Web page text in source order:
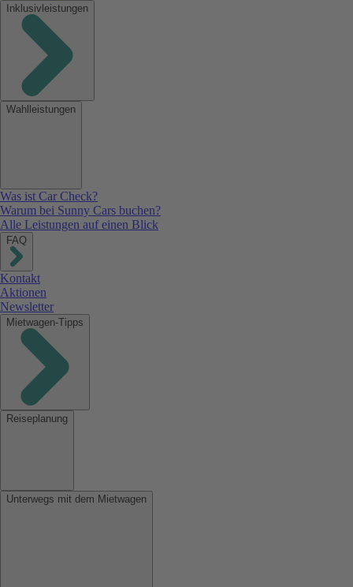
Inklusivleistungen
Wahlleistungen
Was ist Car Check?
Warum bei Sunny Cars buchen?
Alle Leistungen auf einen Blick
FAQ
Kontakt
Aktionen
Newsletter
Mietwagen-Tipps
Reiseplanung
Unterwegs mit dem Mietwagen